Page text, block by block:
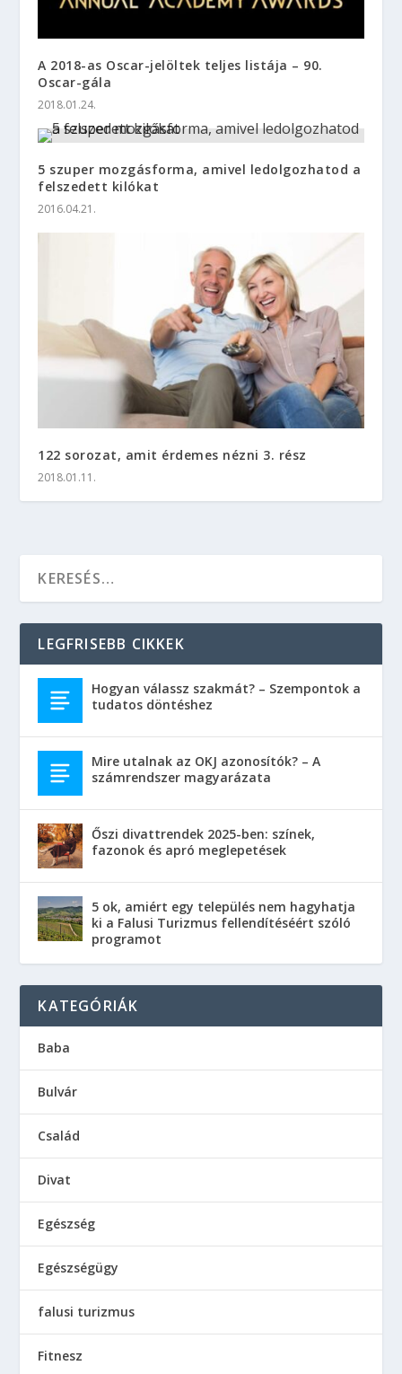
A 2018-as Oscar-jelöltek teljes listája – 90.
Oscar-gála
2018.01.24.
5 szuper mozgásforma, amivel ledolgozhatod a
felszedett kilókat
2016.04.21.
122 sorozat, amit érdemes nézni 3. rész
2018.01.11.
LEGFRISEBB CIKKEK
Hogyan válassz szakmát? – Szempontok a
tudatos döntéshez
Mire utalnak az OKJ azonosítók? – A
számrendszer magyarázata
Őszi divattrendek 2025-ben: színek,
fazonok és apró meglepetések
5 ok, amiért egy település nem hagyhatja
ki a Falusi Turizmus fellendítéséért szóló
programot
KATEGÓRIÁK
Baba
Bulvár
Család
Divat
Egészség
Egészségügy
falusi turizmus
Fitnesz